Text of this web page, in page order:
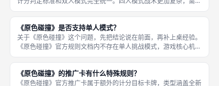
同时留意多名对手的布局，双人模式只需要专注对抗单一对手。
核心差异有三处：双人画布4乘4网格，四人画布扩大为5乘5网
格；双人
《原色碰撞》是否支持单人模式？
关于《原色碰撞》这个问题，先把结论说在前面，再补上桌经验。
《原色碰撞》官方规则文档内不存在单人挑战模式，游戏核心机制
依托多名玩家互相争夺计分区、制造并列局势，无法脱离对手独立
游玩。 想要游玩只能凑齐两名或者四名玩家。网络上玩家社群存
在民间自
《原色碰撞》的推广卡有什么特殊规则？
《原色碰撞》官方推广卡属于额外的计分目标卡牌，类型涵盖全新